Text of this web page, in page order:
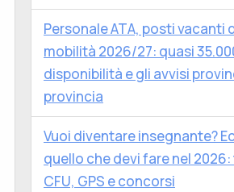
Personale ATA, posti vacanti
mobilità 2026/27: quasi
disponibilità e gli avvisi
provincia
Vuoi diventare insegnante?
quello che devi fare nel
CFU, GPS e concorsi